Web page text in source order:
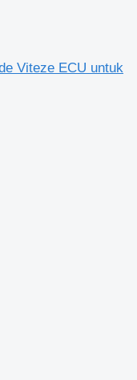
Viteze ECU untuk